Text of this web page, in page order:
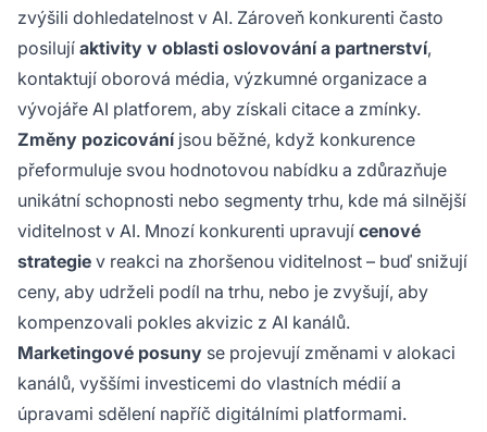
zvýšili dohledatelnost v AI. Zároveň konkurenti často
posilují aktivity v oblasti oslovování a partnerství,
kontaktují oborová média, výzkumné organizace a
vývojáře AI platforem, aby získali citace a zmínky.
Změny pozicováníjsou běžné, když konkurence
přeformuluje svou hodnotovou nabídku a zdůrazňuje
unikátní schopnosti nebo segmenty trhu, kde má silnější
viditelnost v AI. Mnozí konkurenti upravují cenové
strategie v reakci na zhoršenou viditelnost – buď snižují
ceny, aby udrželi podíl na trhu, nebo je zvyšují, aby
kompenzovali pokles akvizic z AI kanálů.
Marketingové posuny se projevují změnami v alokaci
kanálů, vyššími investicemi do vlastních médií a
úpravami sdělení napříč digitálními platformami.